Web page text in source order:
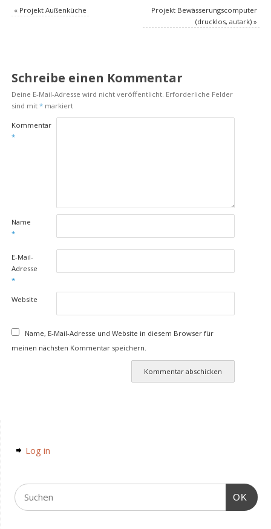
«Projekt Außenküche
Projekt Bewässerungscomputer
(drucklos, autark)»
Schreibe einen Kommentar
Deine E-Mail-Adresse wird nicht veröffentlicht. Erforderliche Felder
sind mit *markiert
Kommentar
*
Name
*
E-Mail-
Adresse
*
Website
Name, E-Mail-Adresse und Website in diesem Browser für
meinen nächsten Kommentar speichern.
Log in
OK